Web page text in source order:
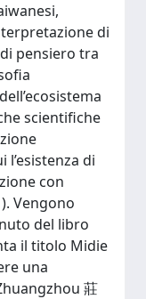
di
pensiero tra
scientifiche
di
con
Vengono
del libro
il titolo Midie
una
莊